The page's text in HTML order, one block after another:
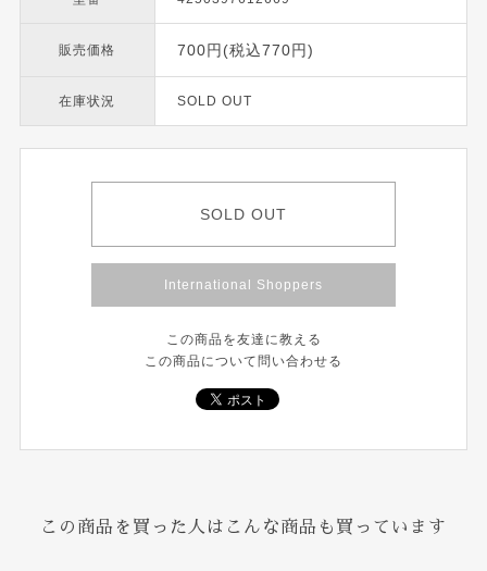
販売価格 700円(税込770円)
在庫状況 SOLD OUT
SOLD OUT
International Shoppers
この商品を友達に教える
この商品について問い合わせる
この商品を買った人はこんな商品も買っています